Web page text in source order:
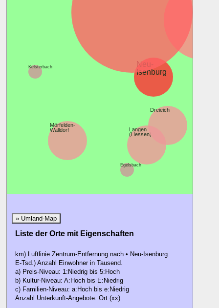
Egelsbach
Kelsterbach
Mörfelden-
Walldorf
Langen
(Hessen)
Neu-
Isenburg
Dreieich
» Umland-Map
Liste der Orte mit Eigenschaften
km) Luftlinie Zentrum-Entfernung nach • Neu-Isenburg.
E-Tsd.) Anzahl Einwohner in Tausend.
a) Preis-Niveau: 1:Niedrig bis 5:Hoch
b) Kultur-Niveau: A:Hoch bis E:Niedrig
c) Familien-Niveau: a:Hoch bis e:Niedrig
Anzahl Unterkunft-Angebote: Ort (xx)